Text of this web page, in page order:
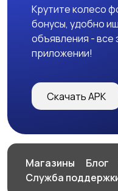
Крутите колесо
бонусы, удобно
объявления -
приложении!
Скачать APK
Магазины Блог
Служба